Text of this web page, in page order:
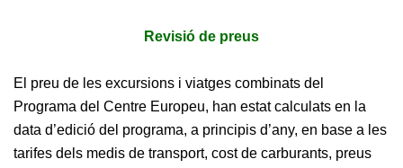
Revisió de preus
El preu de les excursions i viatges combinats del
Programa del Centre Europeu, han estat calculats en la
data d’edició del programa, a principis d’any, en base a les
tarifes dels medis de transport, cost de carburants, preus